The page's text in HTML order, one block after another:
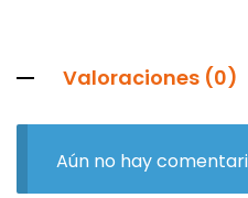
Valoraciones (0)
Aún no hay